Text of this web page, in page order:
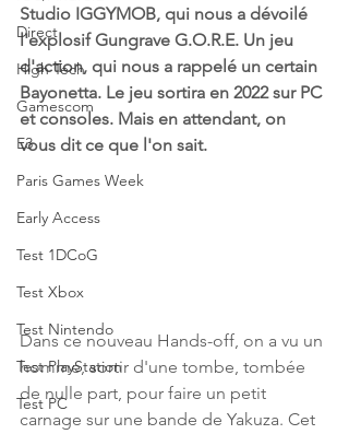
Direct
High Tech
Gamescom
E3
Paris Games Week
Early Access
Test 1DCoG
Test Xbox
Test Nintendo
Test PlayStation
Test PC
Studio IGGYMOB, qui nous a dévoilé
l'explosif Gungrave G.O.R.E. Un jeu
d'action, qui nous a rappelé un certain
Bayonetta. Le jeu sortira en 2022 sur PC
et consoles. Mais en attendant, on
vous dit ce que l'on sait.
Dans ce nouveau Hands-off, on a vu un
homme, sortir d'une tombe, tombée
de nulle part, pour faire un petit
carnage sur une bande de Yakuza. Cet